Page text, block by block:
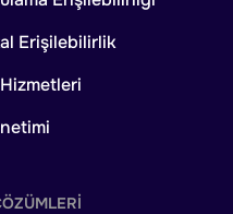
Erişilebilirlik